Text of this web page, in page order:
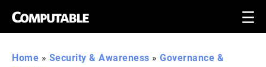
Home » Security & Awareness » Governance &